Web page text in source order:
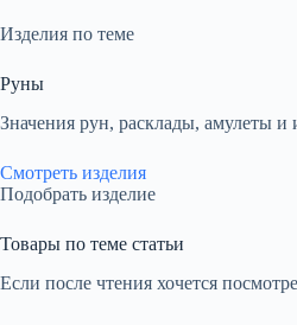
Изделия по теме
Руны
Значения рун, расклады, амулеты
Смотреть изделия
Подобрать изделие
Товары по теме статьи
Если после чтения хочется